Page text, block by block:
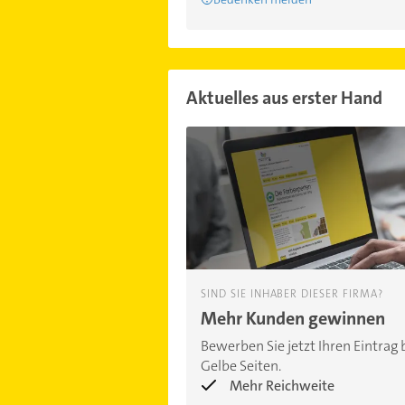
Aktuelles aus erster Hand
SIND SIE INHABER DIESER FIRMA?
Mehr Kunden gewinnen
Bewerben Sie jetzt Ihren Eintrag
Gelbe Seiten.
Mehr Reichweite